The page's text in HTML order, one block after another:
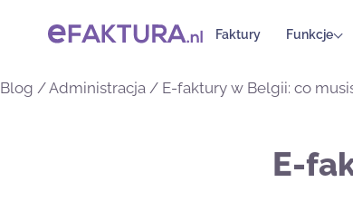
Faktury Funkcje
Blog /Administracja / E-faktury w Belgii: co
E-